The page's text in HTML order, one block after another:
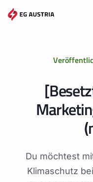
Zum
Inhalt
Gemeinschaften
Events
Du möchtest
Klimaschutz